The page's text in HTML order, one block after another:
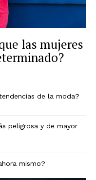
las mujeres
de la moda?
peligrosa y de mayor
mismo?